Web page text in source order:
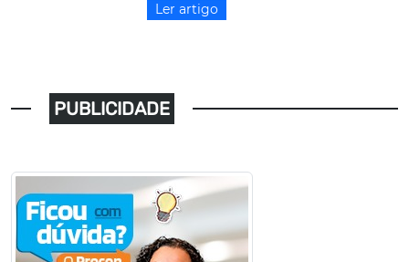
Ler artigo
PUBLICIDADE